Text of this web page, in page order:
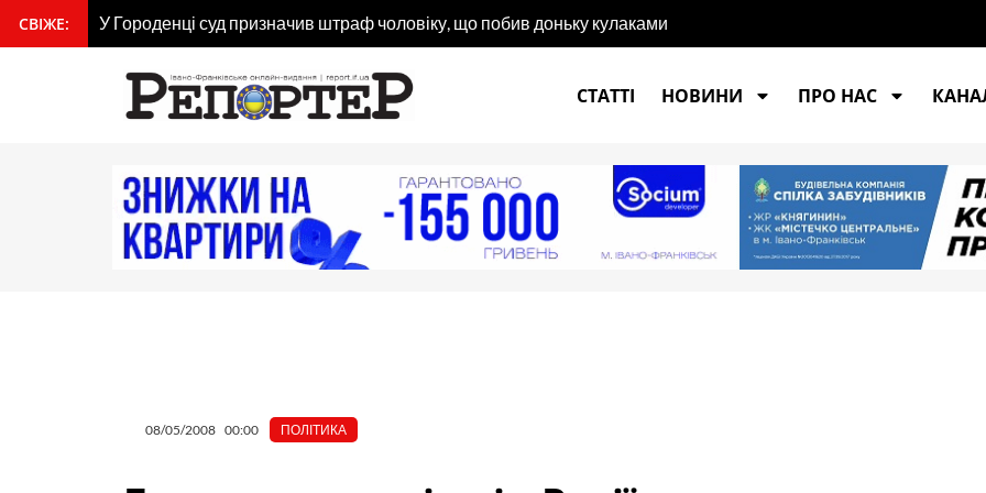
вмісту
СВІЖЕ: У Городенці суд призначив штраф чоловіку, що побив доньку кулаками
СТАТТІ
НОВИНИ ПРО НАС
08/05/2008 00:00 ПОЛІТИКА